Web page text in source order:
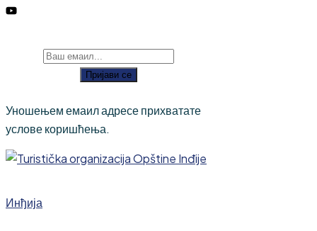
Пријави се
Уношењем емаил адресе прихватате
услове коришћења.
Инђија